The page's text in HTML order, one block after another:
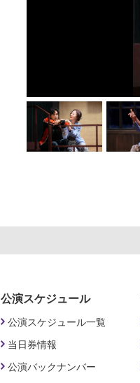
公演スケジュール
公演スケジュール一覧
当日券情報
公演バックナンバー